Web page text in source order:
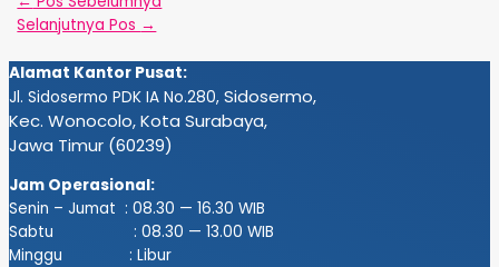
Selanjutnya Pos →
Alamat Kantor Pusat:
Jl. Sidosermo PDK IA No.280, Sidosermo,
Kec. Wonocolo, Kota Surabaya,
Jawa Timur (60239)
Jam Operasional:
Senin – Jumat : 08.30 — 16.30 WIB
Sabtu : 08.30 — 13.00 WIB
Minggu : Libur